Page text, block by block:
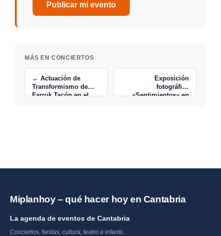
Publicar mi evento
MÁS EN CONCIERTOS
← Actuación de
Transformismo de
Farruk Tacón en el
Exposición
fotográfica
«Sentimientos» en
Miplanhoy – qué hacer hoy en Cantabria
La agenda de eventos de Cantabria
Conciertos, fiestas, cultura, teatro e infantil.